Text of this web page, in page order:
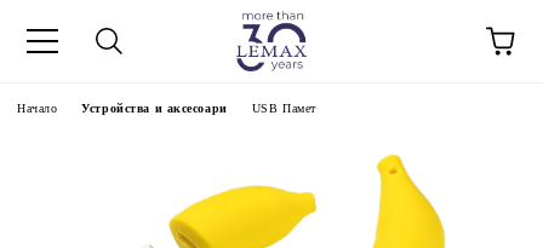
Начало Устройства и аксесоари USB Памет